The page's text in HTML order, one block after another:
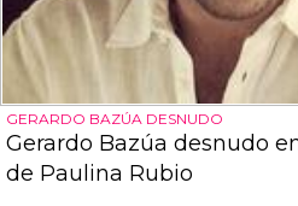
GERARDO BAZÚA DESNUDO
Gerardo Bazúa desnudo
de Paulina Rubio